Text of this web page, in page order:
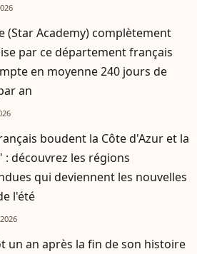
(Star Academy) complètement
par ce département français
en moyenne 240 jours de
an
boudent la Côte d'Azur et la
: découvrez les régions
qui deviennent les nouvelles
l'été
un an après la fin de son histoire